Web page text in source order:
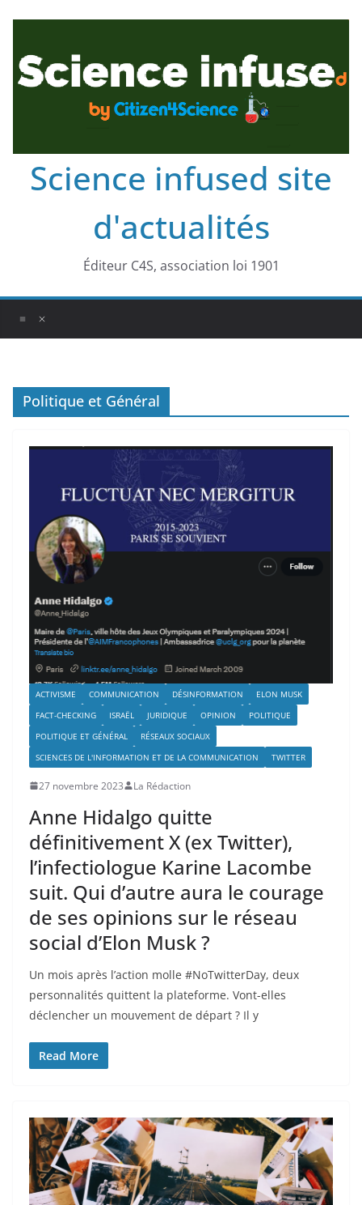
Science infused site
d'actualités
Éditeur C4S, association loi 1901
Politique et Général
ACTIVISME COMMUNICATION DÉSINFORMATION
ELON MUSK
FACT-CHECKING
ISRAËL JURIDIQUE OPINION
POLITIQUE
POLITIQUE ET GÉNÉRAL
RÉSEAUX SOCIAUX
SCIENCES DE L'INFORMATION ET DE LA COMMUNICATION
TWITTER
27 novembre 2023 La Rédaction
Anne Hidalgo quitte
définitivement X (ex Twitter),
l’infectiologue Karine Lacombe
suit. Qui d’autre aura le courage
de ses opinions sur le réseau
social d’Elon Musk ?
Un mois après l’action molle #NoTwitterDay, deux
personnalités quittent la plateforme. Vont-elles
déclencher un mouvement de départ ? Il y
Read More